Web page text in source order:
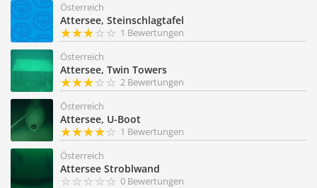
Österreich
Attersee, Steinschlagtafel
1 Bewertungen
Österreich
Attersee, Twin Towers
2 Bewertungen
Österreich
Attersee, U-Boot
1 Bewertungen
Österreich
Attersee Stroblwand
0 Bewertungen